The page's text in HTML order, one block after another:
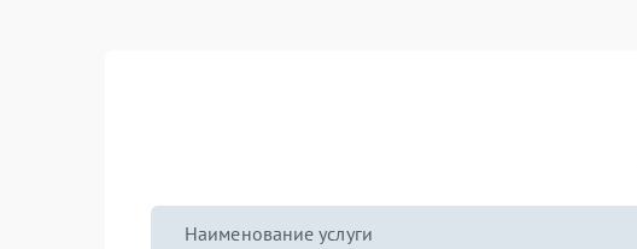
Наименование услуги